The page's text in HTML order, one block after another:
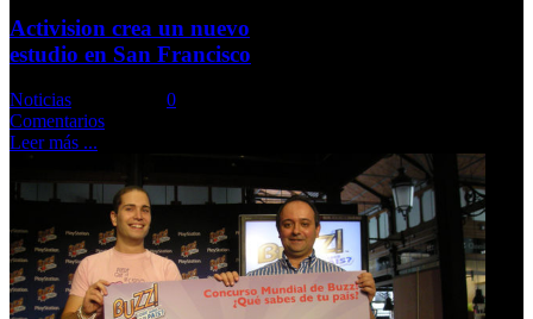
Activision crea un nuevo
estudio en San Francisco
Noticias
0
Comentarios
Leer más ...